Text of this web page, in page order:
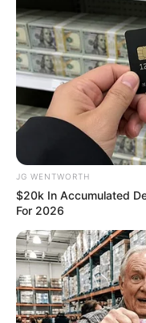
Remember Her?
Her Now
BUZZ DAY
Men, You Don't
Day
MEDVI
JG WENTWORTH
$20k In Accumulated
For 2026